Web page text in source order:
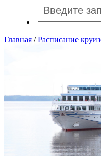
Главная /Расписание